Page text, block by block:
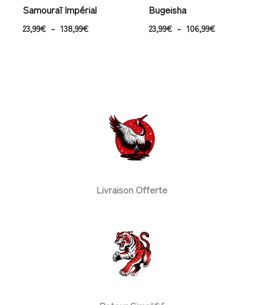
Samouraï Impérial
23,99€ – 138,99€
Bugeisha
23,99€ – 106,99€
Livraison Offerte